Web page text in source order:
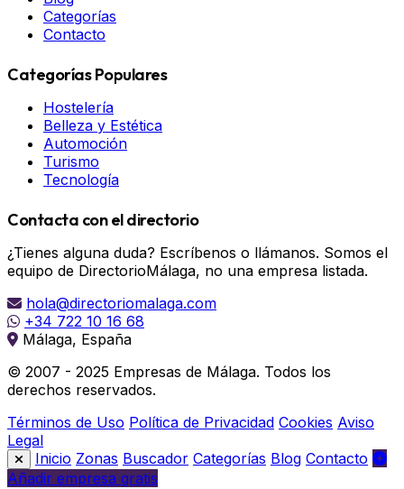
Categorías
Contacto
Categorías Populares
Hostelería
Belleza y Estética
Automoción
Turismo
Tecnología
Contacta con el directorio
¿Tienes alguna duda? Escríbenos o llámanos. Somos el
equipo de DirectorioMálaga, no una empresa listada.
hola@directoriomalaga.com
+34 722 10 16 68
Málaga, España
© 2007 - 2025 Empresas de Málaga. Todos los
derechos reservados.
Términos de Uso Política de Privacidad Cookies Aviso
Legal
Inicio Zonas Buscador Categorías Blog Contacto
Añadir empresa gratis